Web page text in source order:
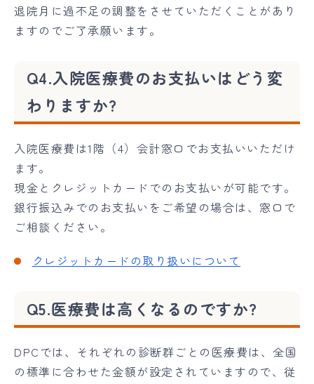
退院月に過不足の調整をさせていただくことがあり
ますのでご了承願います。
Q4.入院医療費のお支払いはどう変
わりますか?
入院医療費は1階（4）会計窓口でお支払いいただけ
ます。
現金とクレジットカードでのお支払いが可能です。
銀行振込みでのお支払いをご希望の場合は、窓口で
ご相談ください。
クレジットカードの取り扱いについて
Q5.医療費は高くなるのですか?
DPCでは、それぞれの診断群ごとの医療費は、全国
の標準に合わせた金額が設定されていますので、従